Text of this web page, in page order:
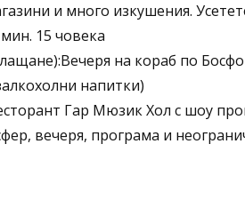
и много изкушения.
15 човека
на кораб по
напитки)
Гар Мюзик Хол с шоу
вечеря, програма и